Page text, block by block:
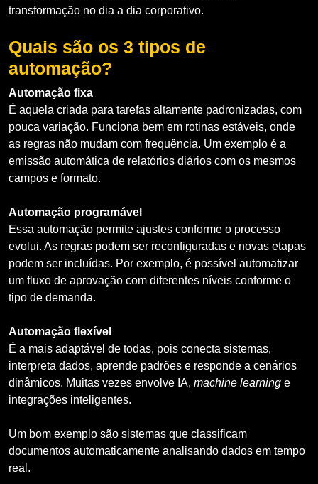
transformação no dia a dia corporativo.
Quais são os 3 tipos de
automação?
Automação fixa
É aquela criada para tarefas altamente padronizadas, com
pouca variação. Funciona bem em rotinas estáveis, onde
as regras não mudam com frequência. Um exemplo é a
emissão automática de relatórios diários com os mesmos
campos e formato.
Automação programável
Essa automação permite ajustes conforme o processo
evolui. As regras podem ser reconfiguradas e novas etapas
podem ser incluídas. Por exemplo, é possível automatizar
um fluxo de aprovação com diferentes níveis conforme o
tipo de demanda.
Automação flexível
É a mais adaptável de todas, pois conecta sistemas,
interpreta dados, aprende padrões e responde a cenários
dinâmicos. Muitas vezes envolve IA, machine learning e
integrações inteligentes.
Um bom exemplo são sistemas que classificam
documentos automaticamente analisando dados em tempo
real.